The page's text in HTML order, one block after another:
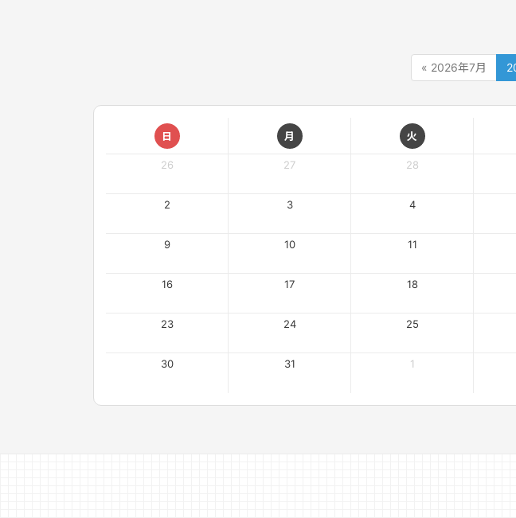
« 2026年7月
日 月 火
26 27 28
2 3 4
9 10 11
16 17 18
23 24 25
30 31 1